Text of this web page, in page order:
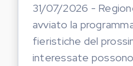
31/07/2026 -
avviato la
fieristiche del
interessate possono